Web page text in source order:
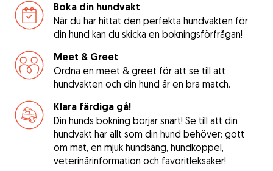
Boka din hundvakt
När du har hittat den perfekta hundvakten för
din hund kan du skicka en bokningsförfrågan!
Meet & Greet
Ordna en meet & greet för att se till att
hundvakten och din hund är en bra match.
Klara färdiga gå!
Din hunds bokning börjar snart! Se till att din
hundvakt har allt som din hund behöver: gott
om mat, en mjuk hundsäng, hundkoppel,
veterinärinformation och favoritleksaker!